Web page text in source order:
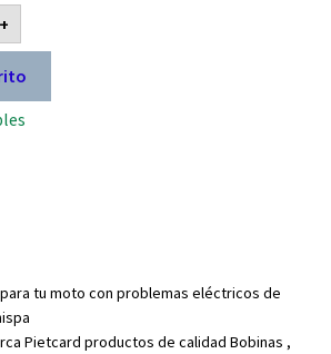
+
tu moto con problemas eléctricos de
Pietcard productos de calidad Bobinas ,